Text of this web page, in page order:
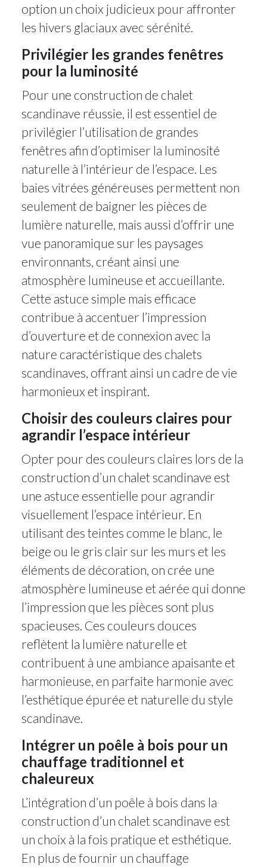
option un choix judicieux pour affronter
les hivers glaciaux avec sérénité.
Privilégier les grandes fenêtres
pour la luminosité
Pour une construction de chalet
scandinave réussie, il est essentiel de
privilégier l’utilisation de grandes
fenêtres afin d’optimiser la luminosité
naturelle à l’intérieur de l’espace. Les
baies vitrées généreuses permettent non
seulement de baigner les pièces de
lumière naturelle, mais aussi d’offrir une
vue panoramique sur les paysages
environnants, créant ainsi une
atmosphère lumineuse et accueillante.
Cette astuce simple mais efficace
contribue à accentuer l’impression
d’ouverture et de connexion avec la
nature caractéristique des chalets
scandinaves, offrant ainsi un cadre de vie
harmonieux et inspirant.
Choisir des couleurs claires pour
agrandir l’espace intérieur
Opter pour des couleurs claires lors de la
construction d’un chalet scandinave est
une astuce essentielle pour agrandir
visuellement l’espace intérieur. En
utilisant des teintes comme le blanc, le
beige ou le gris clair sur les murs et les
éléments de décoration, on crée une
atmosphère lumineuse et aérée qui donne
l’impression que les pièces sont plus
spacieuses. Ces couleurs douces
reflètent la lumière naturelle et
contribuent à une ambiance apaisante et
harmonieuse, en parfaite harmonie avec
l’esthétique épurée et naturelle du style
scandinave.
Intégrer un poêle à bois pour un
chauffage traditionnel et
chaleureux
L’intégration d’un poêle à bois dans la
construction d’un chalet scandinave est
un choix à la fois pratique et esthétique.
En plus de fournir un chauffage